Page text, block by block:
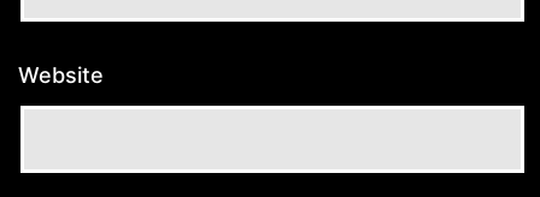
Website